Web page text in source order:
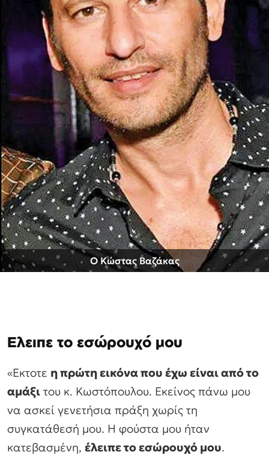
Ο Κώστας Βαζάκας
Ελειπε το εσώρουχό μου
«Εκτοτε η πρώτη εικόνα που έχω είναι από το
αμάξι του κ. Κωστόπουλου. Εκείνος πάνω μου
να ασκεί γενετήσια πράξη χωρίς τη
συγκατάθεσή μου. Η φούστα μου ήταν
κατεβασμένη, έλειπε το εσώρουχό μου.